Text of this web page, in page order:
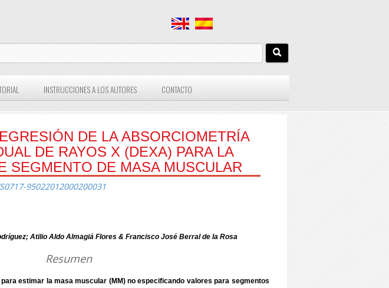
INSTRUCCIONES A LOS AUTORES CONTACTO
DE LA ABSORCIOMETRÍA
DE RAYOS X (DEXA) PARA LA
SEGMENTO DE MASA MUSCULAR
95022012000200031
Atilio Aldo Almagiá Flores & Francisco José Berral de la Rosa
Resumen
estimar la masa muscular (MM) no especificando valores para segmentos